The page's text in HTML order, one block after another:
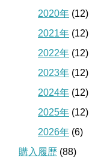
2020年 (12)
2021年 (12)
2022年 (12)
2023年 (12)
2024年 (12)
2025年 (12)
2026年 (6)
購入履歴 (88)